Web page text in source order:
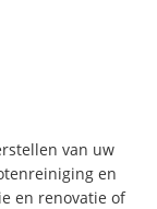
van uw
en
en renovatie of